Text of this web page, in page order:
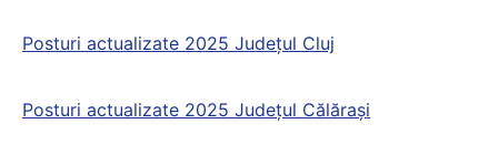
Posturi actualizate 2025 Județul Cluj
Posturi actualizate 2025 Județul Călăraşi